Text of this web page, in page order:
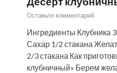
Оставьте комментарий
Ингредиенты Клубника
Сахар 1/2 стакана
2/3 стакана Как
клубничный» Берем